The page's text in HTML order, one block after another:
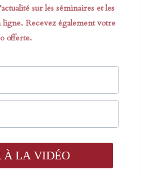
sur les séminaires et les
Recevez également votre
offerte.